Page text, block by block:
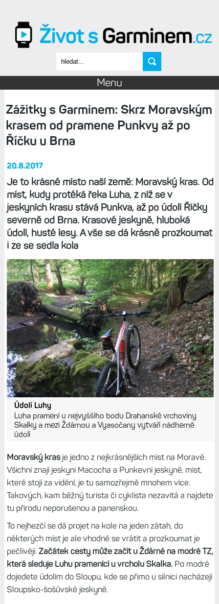
Vyhledávání
Menu
Zážitky s Garminem: Skrz Moravským
krasem od pramene Punkvy až po
Říčku u Brna
20.8.2017
Je to krásné místo naší země: Moravský kras. Od
míst, kudy protéká řeka Luha, z níž se v
jeskyních krasu stává Punkva, až po údolí Říčky
severně od Brna. Krasové jeskyně, hluboká
údolí, husté lesy. A vše se dá krásně prozkoumat
i ze se sedla kola
Údolí Luhy
Luha pramení u nejvyššího bodu Drahanské vrchoviny
Skalky a mezi Ždárnou a Vyasočany vytváří nádherné
údolí
Moravský krasje jedno z nejkrásnějších míst na Moravě.
Všichni znají jeskyni Macocha a Punkevní jeskyně, míst,
které stojí za vidění, je tu samozřejmě mnohem více.
Takových, kam běžný turista či cyklista nezavítá a najdete
tu přírodu neporušenou a panenskou.
To nejhezčí se dá projet na kole na jeden zátah, do
některých míst je ale vhodné se vrátit a prozkoumat je
pečlivěji. Začátek cesty může začít u Ždárné na modré TZ,
která sleduje Luhu pramenící u vrcholu Skalka.Po modré
dojedete údolím do Sloupu, kde se přimo u silnici nacházejí
Sloupsko-šošůvské jeskyně.